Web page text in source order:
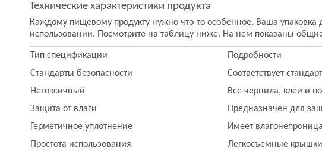
Технические характеристики продукта
Каждому пищевому продукту нужно что-то особенное. Ваша
использовании. Посмотрите на таблицу ниже. На нем показаны
Тип спецификации
Подробности
Стандарты безопасности
Соответствует
Нетоксичный
Все чернила, клеи и
Защита от влаги
Предназначен для
Герметичное уплотнение
Имеет
Простота использования
Легкосъемные крышки